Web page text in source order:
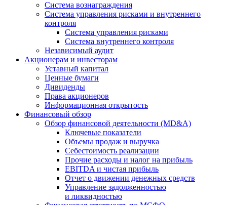
Система вознаграждения
Система управления рисками и внутреннего
контроля
Система управления рисками
Система внутреннего контроля
Независимый аудит
Акционерам и инвесторам
Уставный капитал
Ценные бумаги
Дивиденды
Права акционеров
Информационная открытость
Финансовый обзор
Обзор финансовой деятельности (MD&A)
Ключевые показатели
Объемы продаж и выручка
Себестоимость реализации
Прочие расходы и налог на прибыль
EBITDA и чистая прибыль
Отчет о движении денежных средств
Управление задолженностью
и ликвидностью